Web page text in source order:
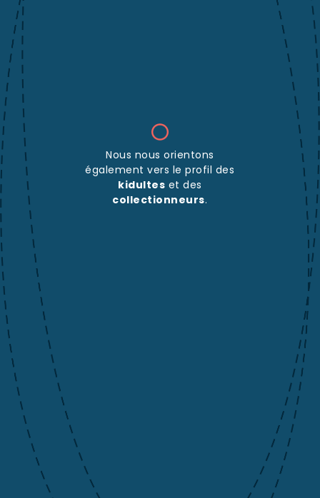
Nous nous orientons
également vers le profil des
kidultes et des
collectionneurs.